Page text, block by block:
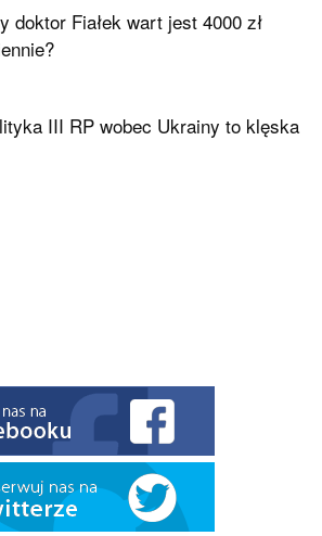
doktor Fiałek wart jest 4000 zł
III RP wobec Ukrainy to klęska